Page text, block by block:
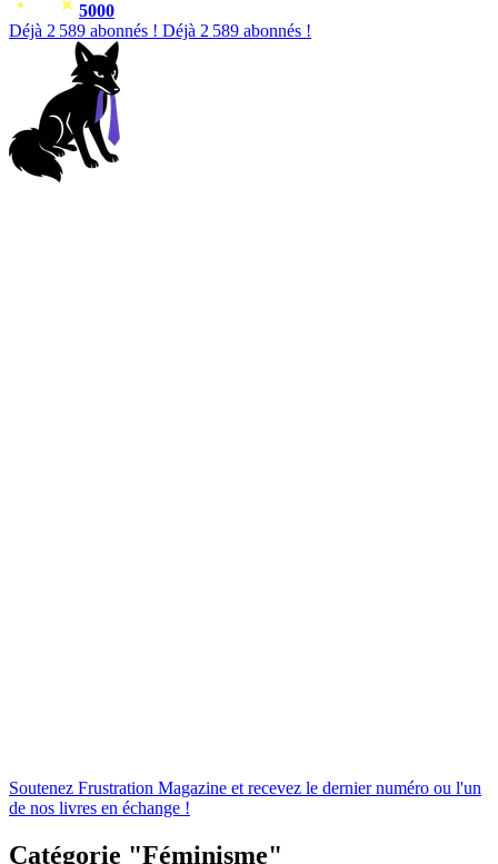
5000
Déjà 2 589 abonnés ! Déjà 2 589 abonnés !
Soutenez Frustration Magazine et recevez le dernier numéro ou l'un
de nos livres en échange !
Catégorie "Féminisme"